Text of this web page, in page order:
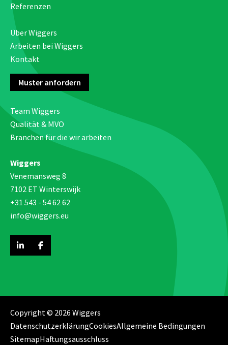
Referenzen
Über Wiggers
Arbeiten bei Wiggers
Kontakt
Muster anfordern
Team Wiggers
Qualität & MVO
Branchen für die wir arbeiten
Wiggers
Venemansweg 8
7102 ET Winterswijk
+31 543 - 54 62 62
info@wiggers.eu
Copyright © 2026 Wiggers
DatenschutzerklärungCookiesAllgemeine Bedingungen
SitemapHaftungsausschluss